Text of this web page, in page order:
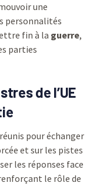
une
personnalités
fin à la guerre,
parties
de l’UE
pour échanger
et sur les pistes
les réponses face
le rôle de